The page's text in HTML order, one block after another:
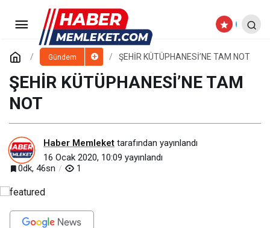
Gündem ŞEHİR KÜTÜPHANESİ’NE TAM NOT
ŞEHİR KÜTÜPHANESİ’NE TAM
NOT
Haber Memleket tarafından yayınlandı
16 Ocak 2020, 10:09 yayınlandı
0dk, 46sn
1
SAĞLIK TURİZMİ İÇİN ÖNEMLİ
ADIMYorum Yap